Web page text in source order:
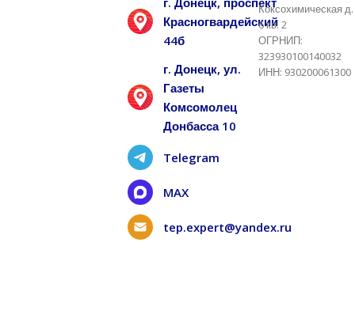
Красногвардейский
44б
г. Донецк, ул.
Газеты
Комсомолец
Донбасса 10
Telegram
MAX
tep.expert@yandex.ru
Коксохимическая д.
6 кв. 2
ОГРНИП:
323930100140032
ИНН: 930200061300